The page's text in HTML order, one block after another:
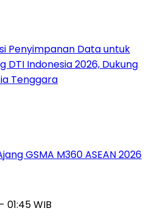
Penyimpanan Data untuk
DTI Indonesia 2026, Dukung
Tenggara
GSMA M360 ASEAN 2026
01:45 WIB